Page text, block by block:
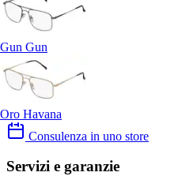
Gun Gun
Oro Havana
Consulenza in uno store
Servizi e garanzie